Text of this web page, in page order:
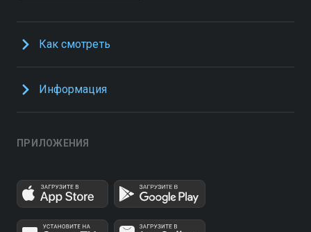
Как смотреть
Информация
ПРИЛОЖЕНИЯ